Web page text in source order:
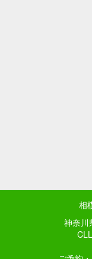
相
神奈川